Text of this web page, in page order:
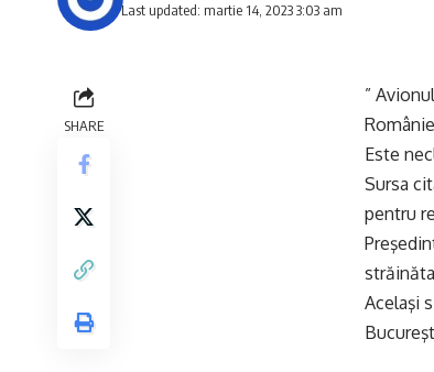
Last updated: martie 14, 2023 3:03 am
SHARE
”
Este
Sursa
pentru
Acelaşi